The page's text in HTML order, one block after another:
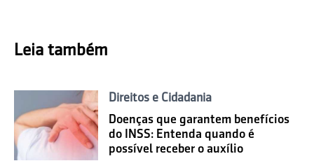
Leia também
Direitos e Cidadania
Doenças que garantem benefícios
do INSS: Entenda quando é
possível receber o auxílio